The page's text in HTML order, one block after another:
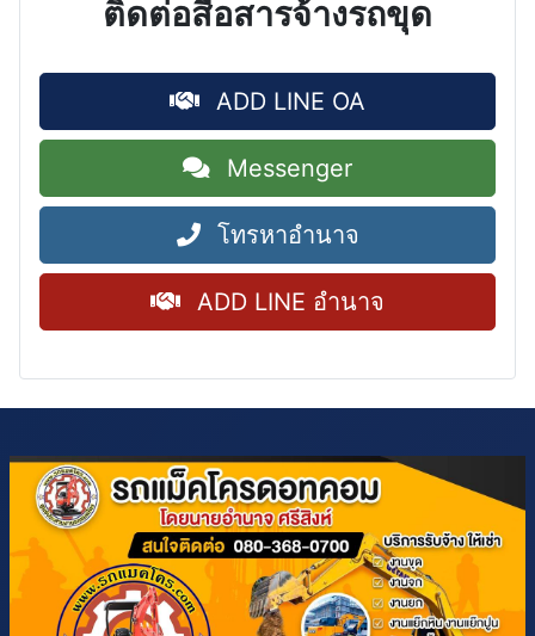
ติดต่อสื่อสารจ้างรถขุด
ADD LINE OA
Messenger
โทรหาอำนาจ
ADD LINE อำนาจ